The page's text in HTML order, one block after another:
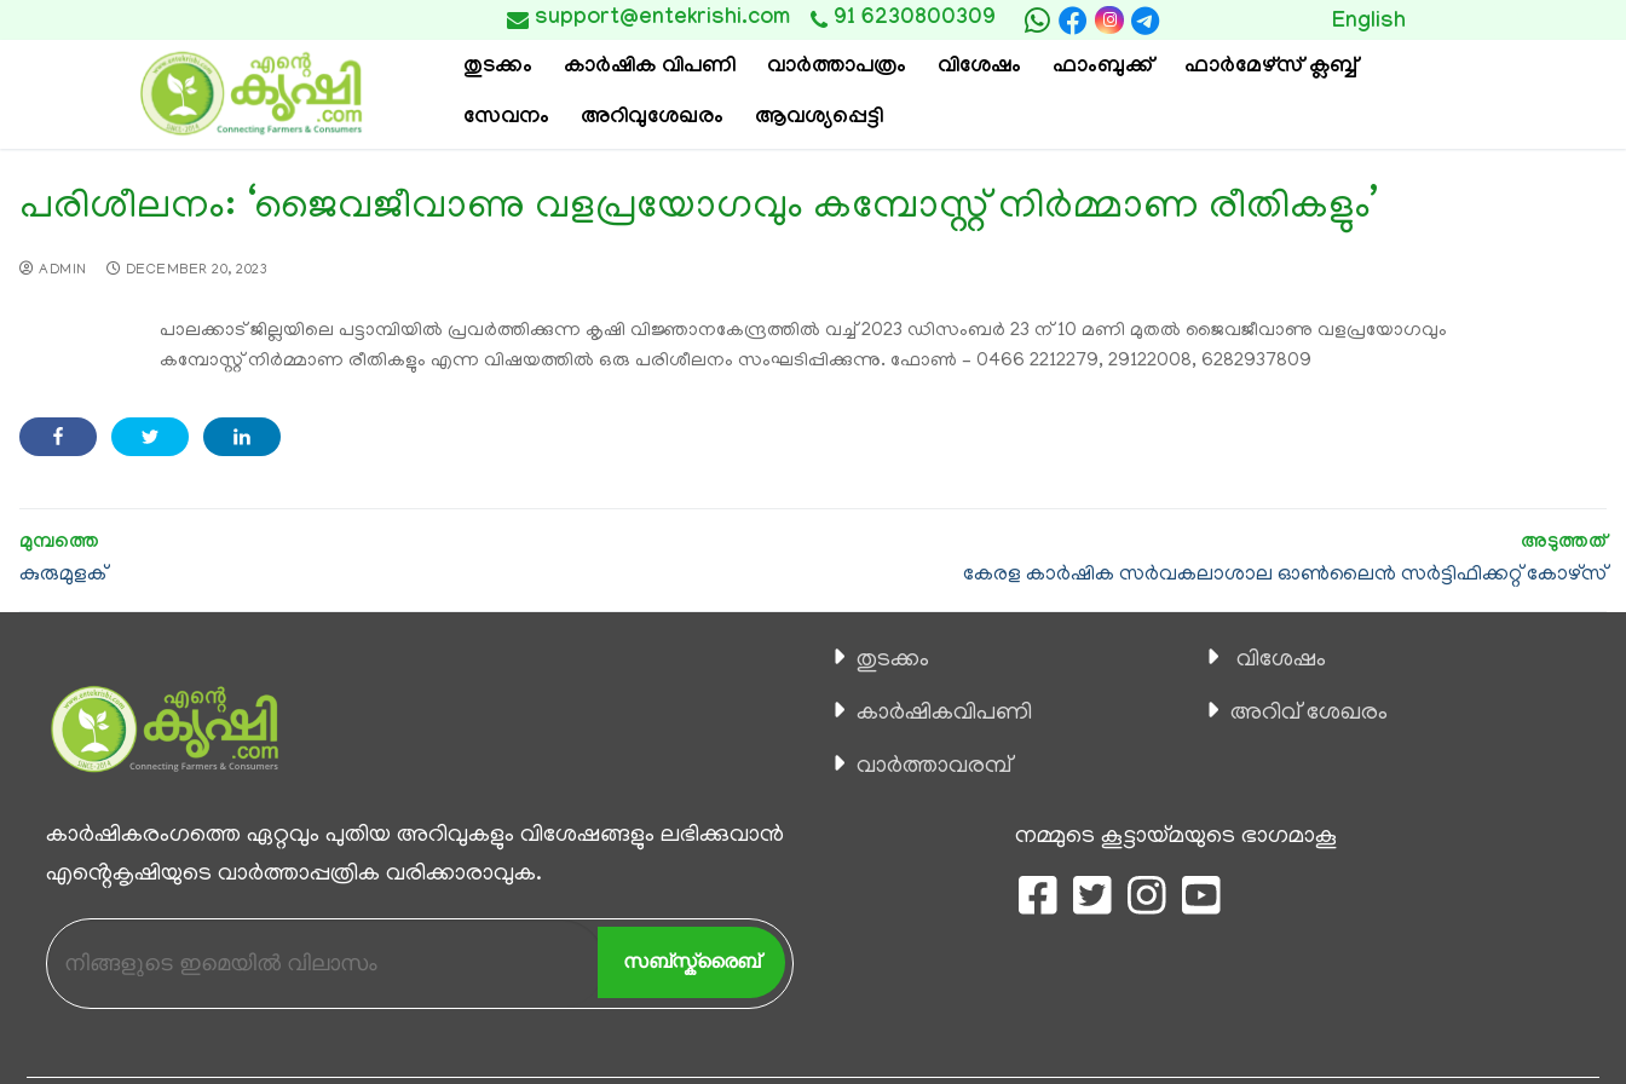
 support@entekrishi.com 91 6230800309
തുടക്കം കാര്‍ഷിക വിപണി വാ‍ർത്താപത്രം വിശേഷം ഫാംബുക്ക്
ഫാര്‍മേഴ്സ് ക്ലബ്ബ്
സേവനം
അറിവുശേഖരം ആവശ്യപ്പെട്ടി
English
പരിശീലനം: ‘ജൈവജീവാണു വളപ്രയോഗവും കമ്പോസ്റ്റ് നിര്‍മ്മാണ രീതികളും’
ADMIN DECEMBER 20, 2023
പാലക്കാട് ജില്ലയിലെ പട്ടാമ്പിയില്‍ പ്രവര്‍ത്തിക്കുന്ന കൃഷി വിജ്ഞാനകേന്ദ്രത്തില്‍ വച്ച് 2023 ഡിസംബർ 23 ന് 10 മണി മുതല്‍ ജൈവജീവാണു വളപ്രയോഗവും
കമ്പോസ്റ്റ് നിര്‍മ്മാണ രീതികളും എന്ന വിഷയത്തില്‍ ഒരു പരിശീലനം സംഘടിപ്പിക്കുന്നു. ഫോൺ – 0466 2212279, 29122008, 6282937809
കുരുമുളക് കേരള കാര്‍ഷിക സര്‍വകലാശാല ഓണ്‍ലൈന്‍ സര്‍ട്ടിഫിക്കറ്റ് കോഴ്സ്
കാര്‍ഷികരംഗത്തെ ഏറ്റവും പുതിയ അറിവുകളും വിശേഷങ്ങളും ലഭിക്കുവാന്‍
എൻ്റെകൃഷിയുടെ വാര്‍ത്താപ്പത്രിക വരിക്കാരാവുക.
സബ്സ്ക്രൈബ്
തുടക്കം
കാ‍ർഷികവിപണി
വാര്‍ത്താവരമ്പ്
വിശേഷം
അറിവ് ശേഖരം
നമ്മുടെ കൂട്ടായ്മയുടെ ഭാഗമാകൂ